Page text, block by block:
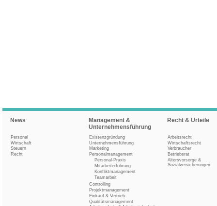
News
Personal
Wirtschaft
Steuern
Recht
Management &
Unternehmensführung
Existenzgründung
Unternehmensführung
Marketing
Personalmanagement
Personal-Praxis
Mitarbeiterführung
Konfliktmanagement
Teamarbeit
Controlling
Projektmanagement
Einkauf & Vertrieb
Qualitätsmanagement
Recht & Urteile
Arbeitsrecht
Wirtschaftsrecht
Verbraucher
Betriebsrat
Altersvorsorge &
Sozialversicherungen